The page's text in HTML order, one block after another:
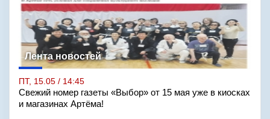
Лента новостей
ПТ, 15.05 / 14:45
Свежий номер газеты «Выбор» от 15 мая уже в киосках
и магазинах Артёма!